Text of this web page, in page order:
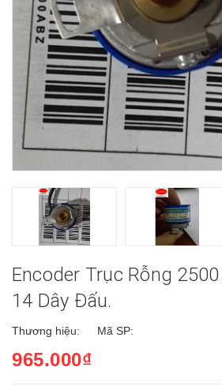
Encoder Trục Rỗng
14 Dây Đấu.
Thương hiệu: Mã SP:
965.000₫